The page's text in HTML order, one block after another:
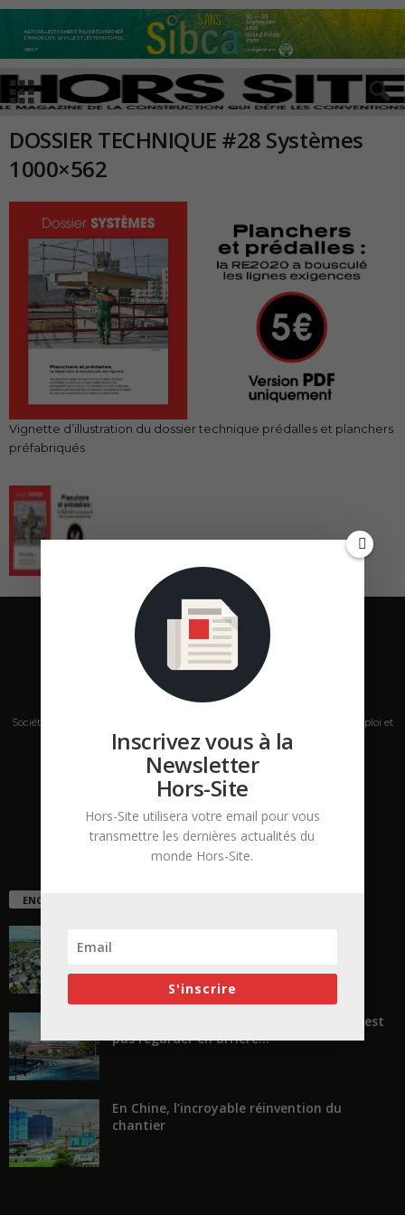
DOSSIER TECHNIQUE #28 Systèmes
1000×562
Vignette d’illustration du dossier technique prédalles et planchers
préfabriqués
Société de presse, plateforme de mise en relation sur les marchés B2B, emploi et
salons s'adressant aux professionnels de la construction Hors Site.
Contactez-nous: contact@hors-site.com
ENCORE PLUS D'ARTICLES
« Transformer plutôt que démolir, ce n’est
pas regarder en arrière...
En Chine, l’incroyable réinvention du
chantier
Inscrivez vous à la
Newsletter
Hors-Site
Hors-Site utilisera votre email pour vous
transmettre les dernières actualités du
monde Hors-Site.
S'inscrire